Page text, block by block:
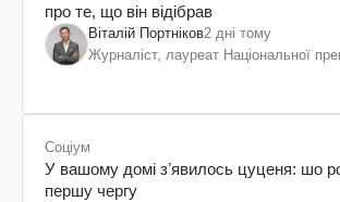
про те, що він відібрав
Віталій Портніков2 дні тому
Журналіст, лауреат Національної
Соціум
У вашому домі зʼявилось цуценя: шо
першу чергу